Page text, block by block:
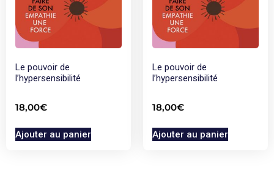
Le pouvoir de
l’hypersensibilité
18,00€
Ajouter au panier
Le pouvoir de
l’hypersensibilité
18,00€
Ajouter au panier